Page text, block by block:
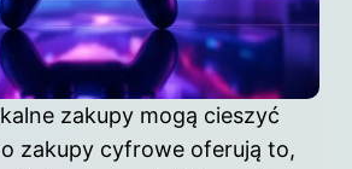
zakupy mogą cieszyć
zakupy cyfrowe oferują to,